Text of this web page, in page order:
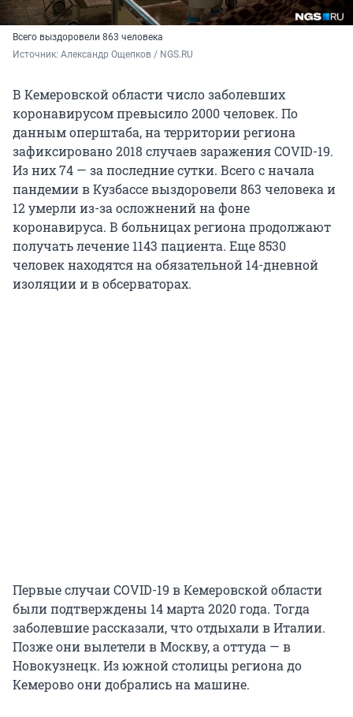
Всего выздоровели 863 человека
Источник: Александр Ощепков / NGS.RU
В Кемеровской области число заболевших
коронавирусом превысило 2000 человек. По
данным оперштаба, на территории региона
зафиксировано 2018 случаев заражения COVID-19.
Из них 74 — за последние сутки. Всего с начала
пандемии в Кузбассе выздоровели 863 человека и
12 умерли из-за осложнений на фоне
коронавируса. В больницах региона продолжают
получать лечение 1143 пациента. Еще 8530
человек находятся на обязательной 14-дневной
изоляции и в обсерваторах.
Первые случаи COVID-19 в Кемеровской области
были подтверждены 14 марта 2020 года. Тогда
заболевшие рассказали, что отдыхали в Италии.
Позже они вылетели в Москву, а оттуда — в
Новокузнецк. Из южной столицы региона до
Кемерово они добрались на машине.